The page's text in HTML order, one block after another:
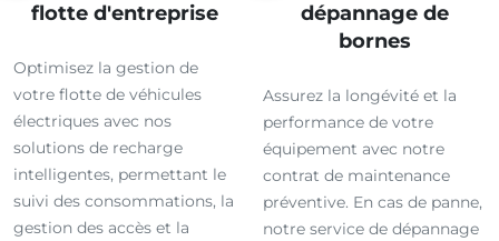
flotte d'entreprise
Optimisez la gestion de
votre flotte de véhicules
électriques avec nos
solutions de recharge
intelligentes, permettant le
suivi des consommations, la
gestion des accès et la
dépannage de
bornes
Assurez la longévité et la
performance de votre
équipement avec notre
contrat de maintenance
préventive. En cas de panne,
notre service de dépannage